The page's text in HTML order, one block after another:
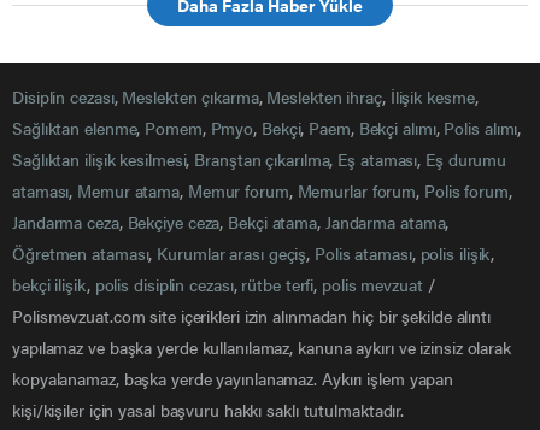
Daha Fazla Haber Yükle
Disiplin cezası, Meslekten çıkarma, Meslekten ihraç, İlişik kesme,
Sağlıktan elenme, Pomem, Pmyo, Bekçi, Paem, Bekçi alımı, Polis alımı,
Sağlıktan ilişik kesilmesi, Branştan çıkarılma, Eş ataması, Eş durumu
ataması, Memur atama, Memur forum, Memurlar forum, Polis forum,
Jandarma ceza, Bekçiye ceza, Bekçi atama, Jandarma atama,
Öğretmen ataması, Kurumlar arası geçiş, Polis ataması, polis ilişik,
bekçi ilişik, polis disiplin cezası, rütbe terfi, polis mevzuat/
Polismevzuat.com site içerikleri izin alınmadan hiç bir şekilde alıntı
yapılamaz ve başka yerde kullanılamaz, kanuna aykırı ve izinsiz olarak
kopyalanamaz, başka yerde yayınlanamaz. Aykırı işlem yapan
kişi/kişiler için yasal başvuru hakkı saklı tutulmaktadır.